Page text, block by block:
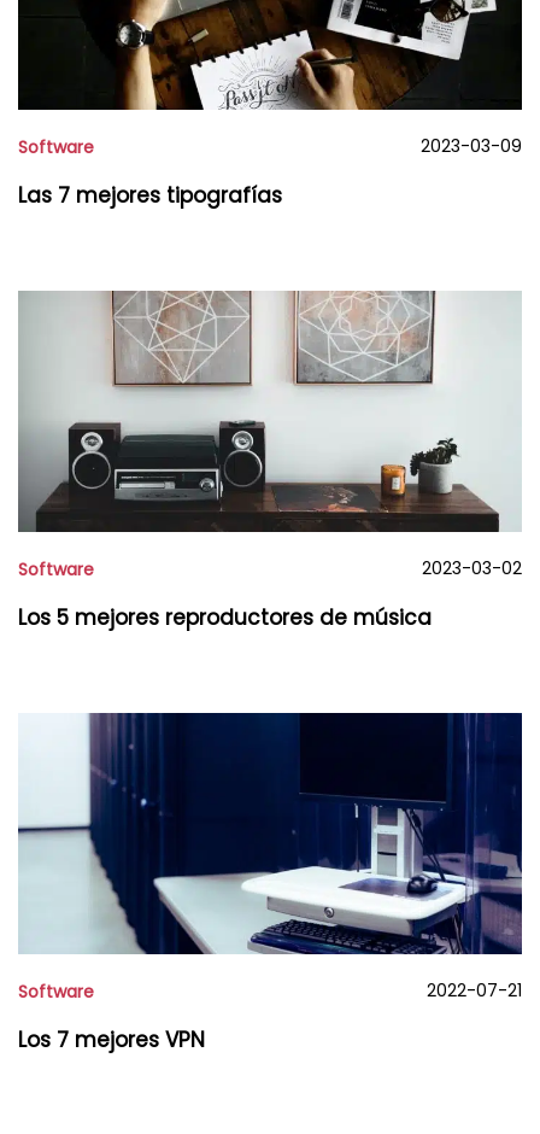
Software 2023-03-09
Las 7 mejores tipografías
Software 2023-03-02
Los 5 mejores reproductores de música
Software 2022-07-21
Los 7 mejores VPN